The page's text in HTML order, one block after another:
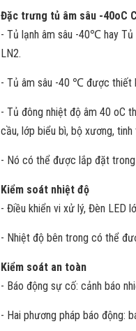
Đặc trưng tủ âm sâu -40oC
- Tủ lạnh âm sâu -40℃ hay Tủ
LN2.
- Tủ âm sâu -40 ℃ được thiết
- Tủ đông nhiệt độ âm 40 oC
cầu, lớp biểu bì, bộ xương,
- Nó có thể được lắp đặt trong
Kiểm soát nhiệt độ
- Điều khiển vi xử lý, Đèn LED
- Nhiệt độ bên trong có thể
Kiểm soát an toàn
- Báo động sự cố: cảnh báo
- Hai phương pháp báo động: